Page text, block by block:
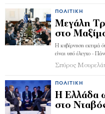
ΠΟΛΙΤΙΚΉ
Μεγάλη
στο
Η κυβέρνηση εκτιμά
είναι υπό έλεγχο -
Σπύρος
ΠΟΛΙΤΙΚΉ
Η Ελλάδα
στο